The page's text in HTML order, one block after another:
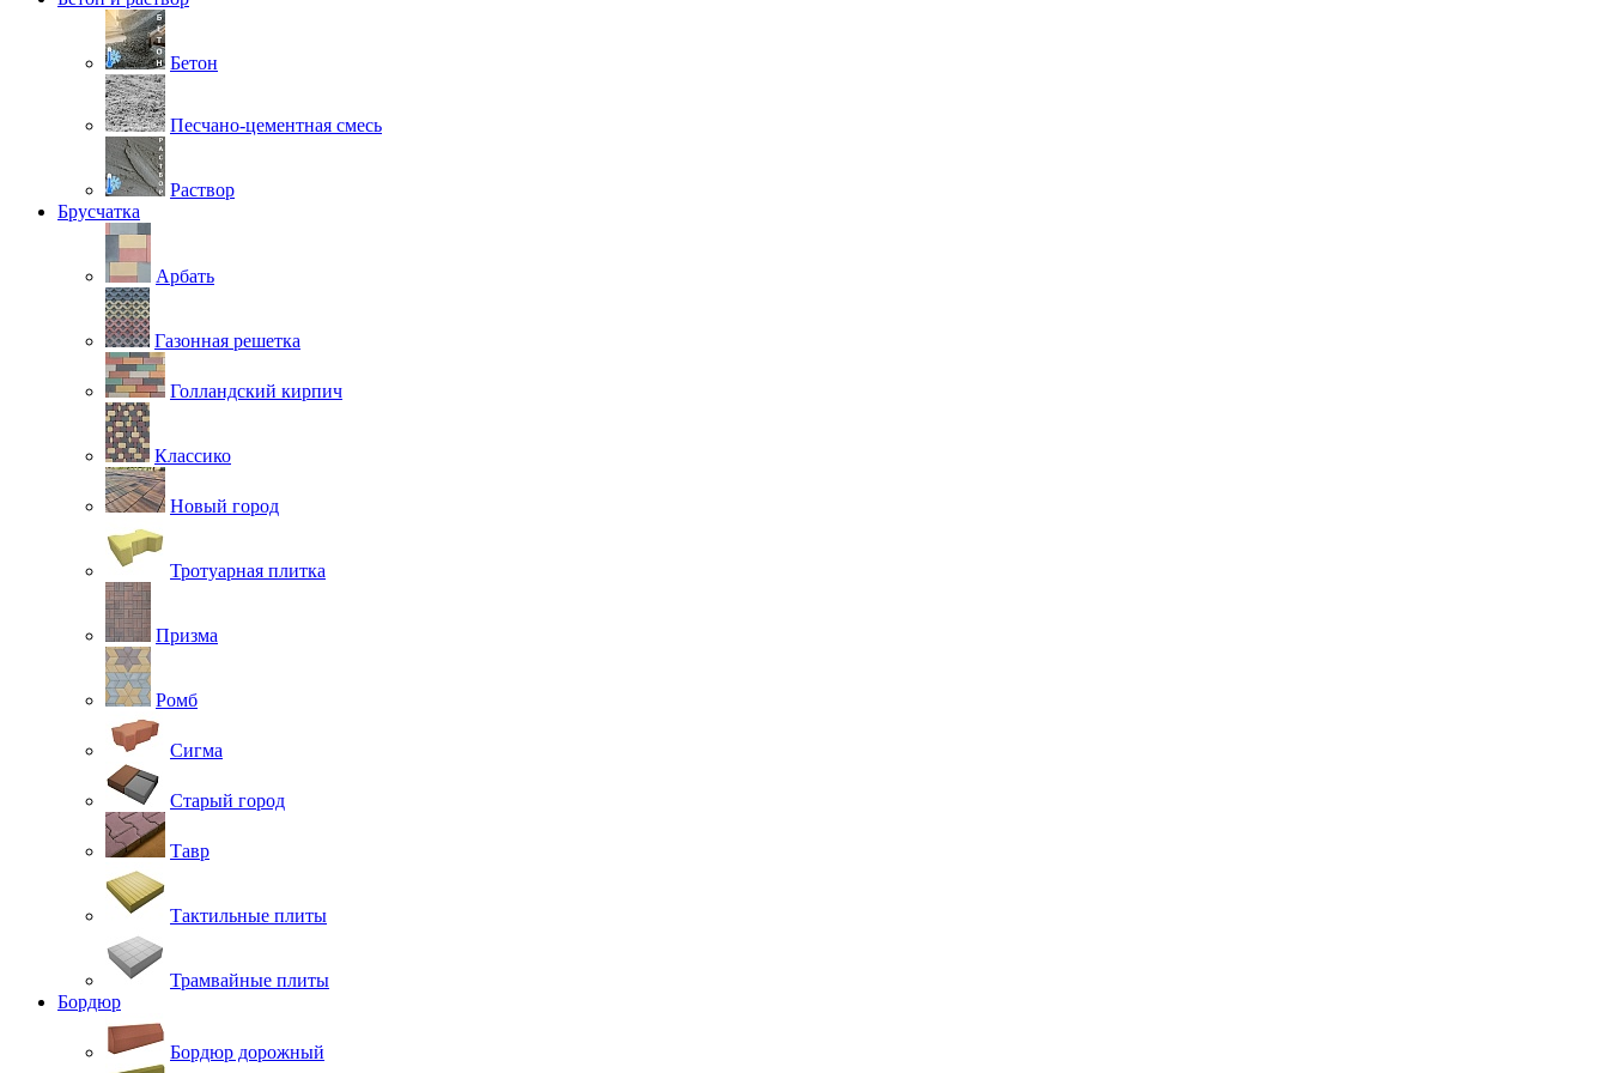
Бетон
Песчано-цементная смесь
Раствор
Брусчатка
Арбать
Газонная решетка
Голландский кирпич
Классико
Новый город
Тротуарная плитка
Призма
Ромб
Сигма
Старый город
Тавр
Тактильные плиты
Трамвайные плиты
Бордюр
Бордюр дорожный